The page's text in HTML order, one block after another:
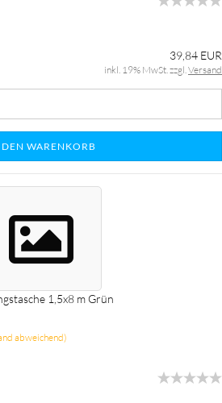
39,84 EUR
inkl. 19% MwSt. zzgl.Versand
WARENKORB
1,5x8 m Grün
abweichend)